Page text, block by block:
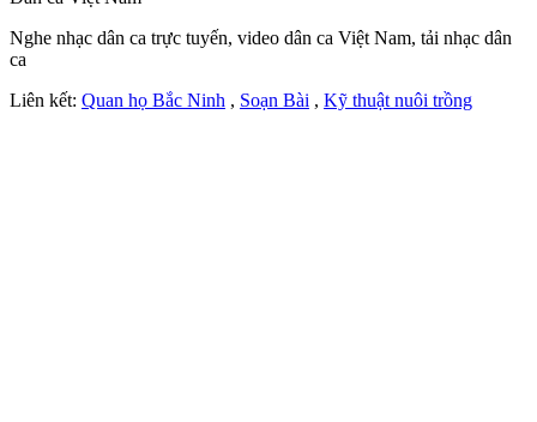
Nghe nhạc dân ca trực tuyến, video dân ca Việt Nam, tải nhạc dân
ca
Liên kết: Quan họ Bắc Ninh , Soạn Bài , Kỹ thuật nuôi trồng